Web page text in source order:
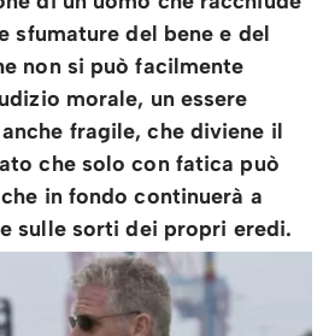
sfumature del bene e del
non si può facilmente
morale, un essere
fragile, che diviene il
che solo con fatica può
in fondo continuerà a
sulle sorti dei propri eredi.